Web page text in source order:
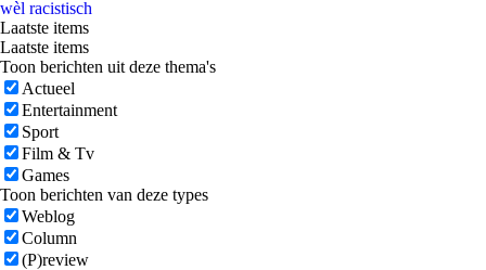
wèl racistisch
Laatste items
Laatste items
Toon berichten uit deze thema's
Actueel
Entertainment
Sport
Film & Tv
Games
Toon berichten van deze types
Weblog
Column
(P)review